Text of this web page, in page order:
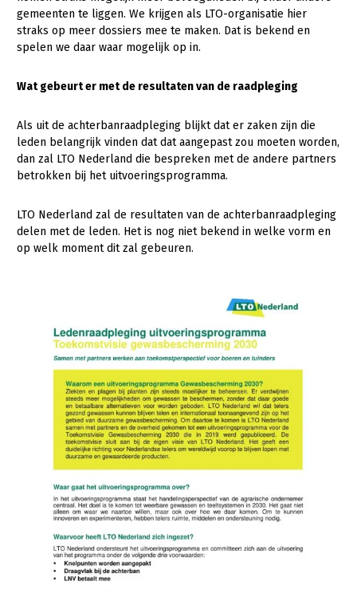
gemeenten te liggen. We krijgen als LTO-organisatie hier
straks op meer dossiers mee te maken. Dat is bekend en
spelen we daar waar mogelijk op in.
Wat gebeurt er met de resultaten van de raadpleging
Als uit de achterbanraadpleging blijkt dat er zaken zijn die
leden belangrijk vinden dat dat aangepast zou moeten worden,
dan zal LTO Nederland die bespreken met de andere partners
betrokken bij het uitvoeringsprogramma.
LTO Nederland zal de resultaten van de achterbanraadpleging
delen met de leden. Het is nog niet bekend in welke vorm en
op welk moment dit zal gebeuren.